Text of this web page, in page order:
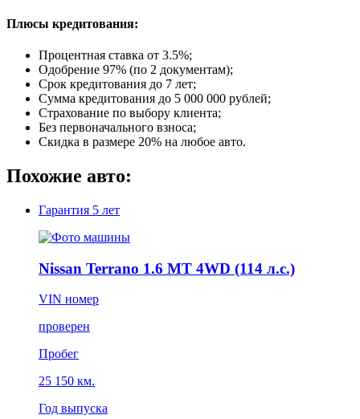
Плюсы кредитования:
Процентная ставка от 3.5%;
Одобрение 97% (по 2 документам);
Срок кредитования до 7 лет;
Сумма кредитования до 5 000 000 рублей;
Страхование по выбору клиента;
Без первоначального взноса;
Скидка в размере 20% на любое авто.
Похожие авто:
Гарантия 5 лет
Nissan Terrano 1.6 MT 4WD (114 л.с.)
VIN номер
проверен
Пробег
25 150 км.
Год выпуска